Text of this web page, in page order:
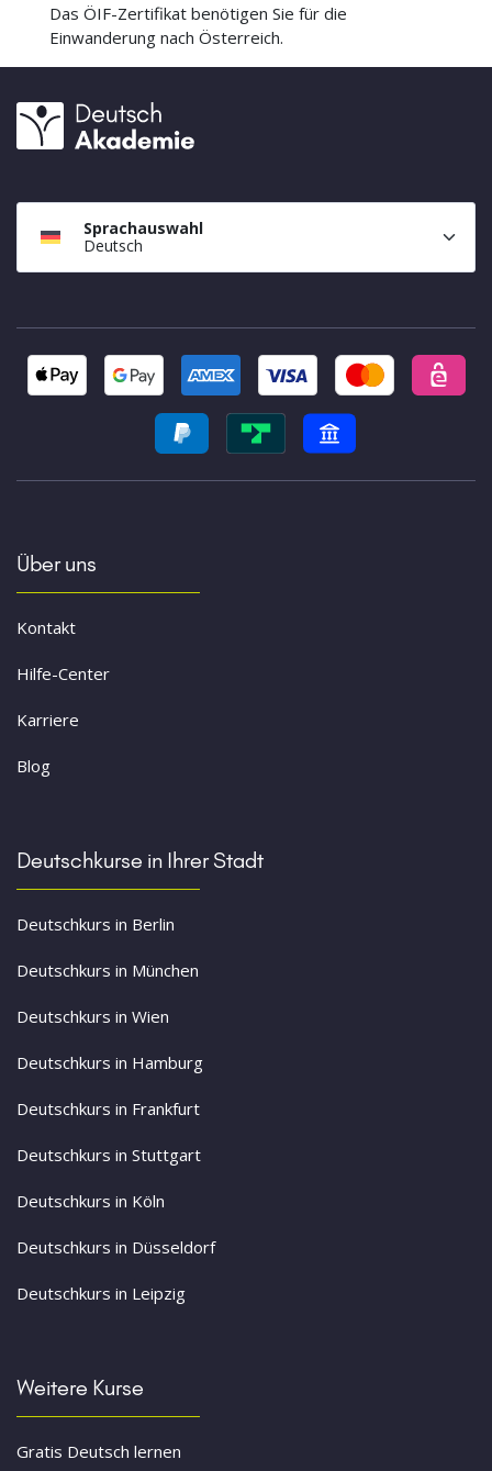
Das ÖIF-Zertifikat benötigen Sie für die
Einwanderung nach Österreich.
Sprachauswahl
Deutsch
Über uns
Kontakt
Hilfe-Center
Karriere
Blog
Deutschkurse in Ihrer Stadt
Deutschkurs in Berlin
Deutschkurs in München
Deutschkurs in Wien
Deutschkurs in Hamburg
Deutschkurs in Frankfurt
Deutschkurs in Stuttgart
Deutschkurs in Köln
Deutschkurs in Düsseldorf
Deutschkurs in Leipzig
Weitere Kurse
Gratis Deutsch lernen